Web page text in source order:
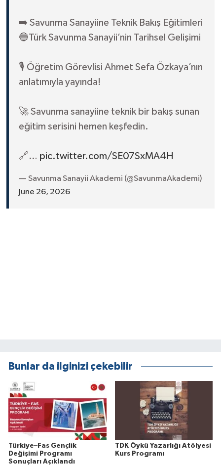
➡️ Savunma Sanayiine Teknik Bakış Eğitimleri
🔵Türk Savunma Sanayii’nin Tarihsel Gelişimi
🎙️ Öğretim Görevlisi Ahmet Sefa Özkaya’nın
anlatımıyla yayında!
🚀 Savunma sanayiine teknik bir bakış sunan
eğitim serisini hemen keşfedin.
🔗… pic.twitter.com/SE07SxMA4H
— Savunma Sanayii Akademi (@SavunmaAkademi)
June 26, 2026
Bunlar da ilginizi çekebilir
Türkiye–Fas Gençlik
Değişimi Programı
Sonuçları Açıklandı
TDK Öykü Yazarlığı Atölyesi
Kurs Programı